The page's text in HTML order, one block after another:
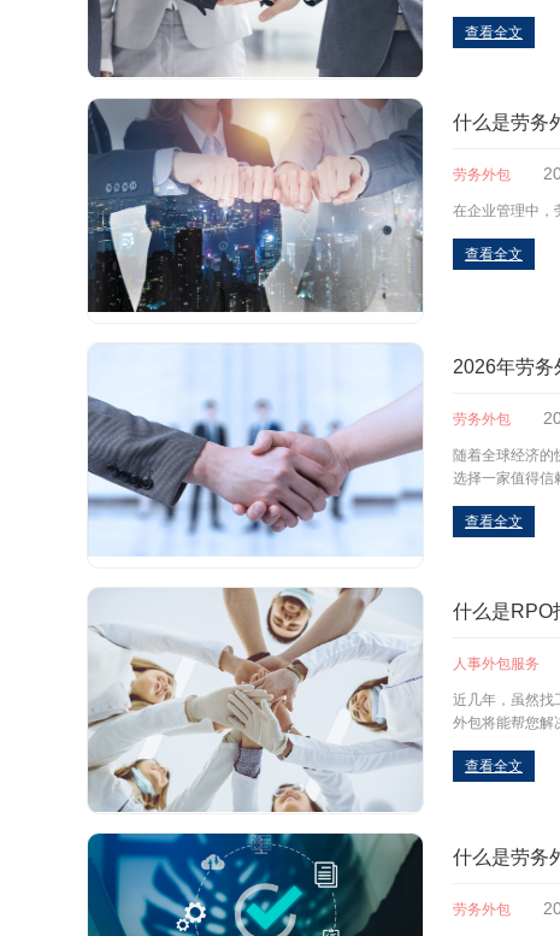
查看全文
什么是劳务
劳务外包
在企业管理中，
查看全文
2026年劳务
劳务外包
随着全球经济的
选择一家值得信
查看全文
什么是RPO
人事外包服务
近几年，虽然找
外包将能帮您解
查看全文
什么是劳务
劳务外包